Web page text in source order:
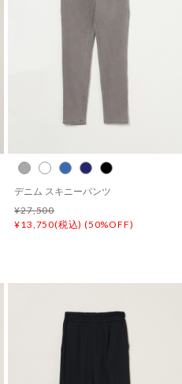
デニム スキニーパンツ
¥27,500
¥13,750(税込) (50%OFF)